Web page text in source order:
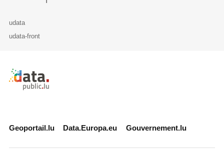
udata
udata-front
Retour à l'accueil de data.public.lu
Geoportail.lu Data.Europa.eu Gouvernement.lu